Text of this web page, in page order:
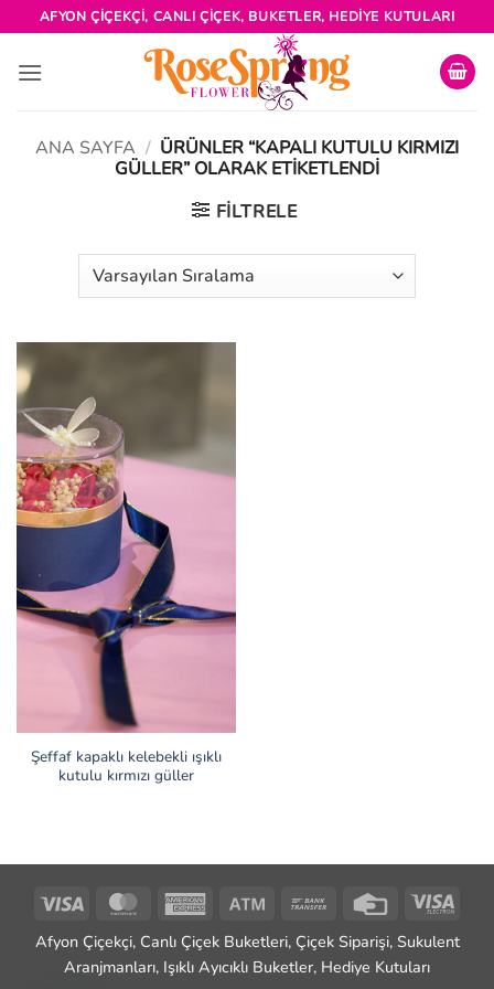
İçeriğe
atla
AFYON ÇIÇEKÇI, CANLI ÇIÇEK, BUKETLER, HEDIYE KUTULARI
ANA SAYFA / ÜRÜNLER “KAPALI KUTULU KIRMIZI
GÜLLER” OLARAK ETIKETLENDI
FILTRELE
Şeffaf kapaklı kelebekli ışıklı
kutulu kırmızı güller
Visa MasterCardAmerican
Atm
Bank
Credit
Visa
Afyon Çiçekçi, Canlı Çiçek Buketleri, Çiçek Siparişi, Sukulent
Aranjmanları, Işıklı Ayıcıklı Buketler, Hediye Kutuları